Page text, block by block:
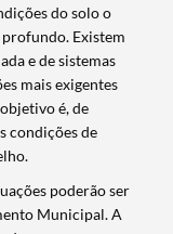
do solo o
Existem
e de sistemas
mais exigentes
é, de
condições de
poderão ser
Municipal. A